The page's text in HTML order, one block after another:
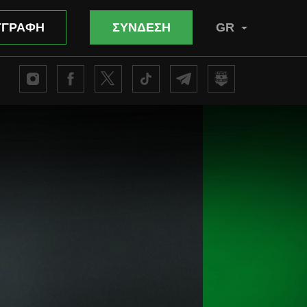
ΣΥΝΔΕΣΗ GR